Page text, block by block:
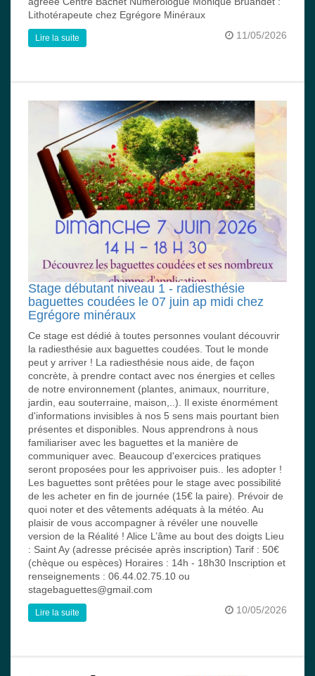
Lithotérapeute chez Egrégore Minéraux
11/05/2026
Lire la suite
Stage débutant niveau 1 - radiesthésie
baguettes coudées le 07 juin ap midi chez
Egrégore minéraux
Ce stage est dédié à toutes personnes voulant découvrir
la radiesthésie aux baguettes coudées. Tout le monde
peut y arriver ! La radiesthésie nous aide, de façon
concrète, à prendre contact avec nos énergies et celles
de notre environnement (plantes, animaux, nourriture,
jardin, eau souterraine, maison,..). Il existe énormément
d'informations invisibles à nos 5 sens mais pourtant bien
présentes et disponibles. Nous apprendrons à nous
familiariser avec les baguettes et la manière de
communiquer avec. Beaucoup d'exercices pratiques
seront proposées pour les apprivoiser puis.. les adopter !
Les baguettes sont prêtées pour le stage avec possibilité
de les acheter en fin de journée (15€ la paire). Prévoir de
quoi noter et des vêtements adéquats à la météo. Au
plaisir de vous accompagner à révéler une nouvelle
version de la Réalité ! Alice L’âme au bout des doigts Lieu
: Saint Ay (adresse précisée après inscription) Tarif : 50€
(chèque ou espèces) Horaires : 14h - 18h30 Inscription et
renseignements : 06.44.02.75.10 ou
stagebaguettes@gmail.com
10/05/2026
Lire la suite